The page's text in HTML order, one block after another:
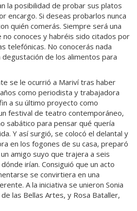
la posibilidad de probar sus platos
encargo. Si deseas probarlos nunca
quién comerás. Siempre será una
no conoces y habréis sido citados por
telefónicas. No conocerás nada
de los alimentos para
se le ocurrió a Mariví tras haber
como periodista y trabajadora
a su último proyecto como
festival de teatro contemporáneo,
sabático para pensar qué quería
Y así surgió, se colocó el delantal y
en los fogones de su casa, preparó
amigo suyo que trajera a seis
irían. Consiguió que un acto
se convirtiera en una
A la iniciativa se unieron Sonia
las Bellas Artes, y Rosa Bataller,